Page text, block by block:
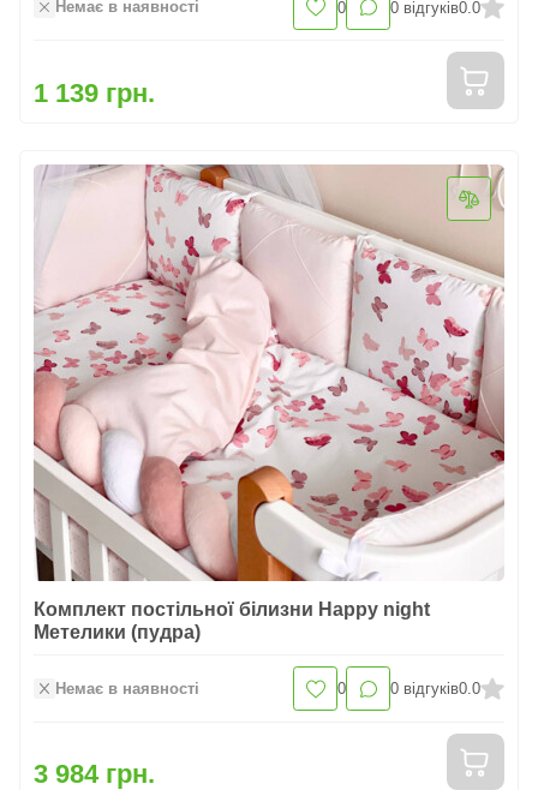
Немає в наявності 0 0 відгуків0.0
1 139 грн.
Комплект постільної білизни Happy night
Метелики (пудра)
Немає в наявності 0 0 відгуків0.0
3 984 грн.